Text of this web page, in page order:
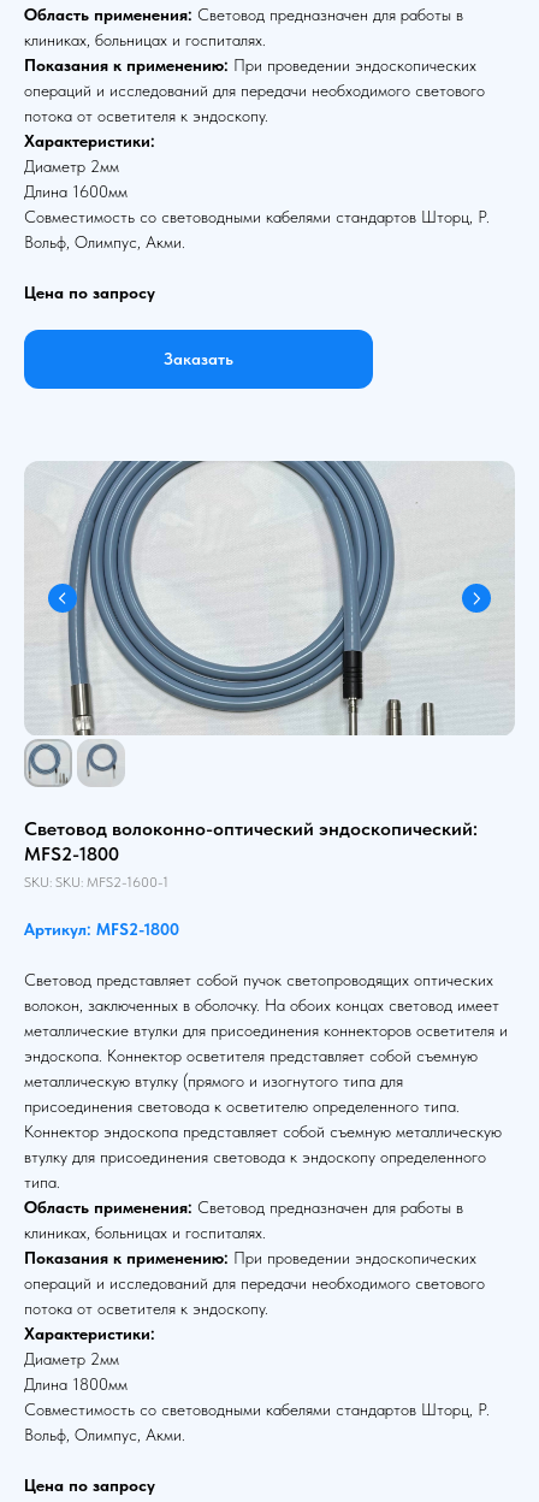
Область применения: Световод предназначен для работы в
клиниках, больницах и госпиталях.
Показания к применению: При проведении эндоскопических
операций и исследований для передачи необходимого светового
потока от осветителя к эндоскопу.
Характеристики:
Диаметр 2мм
Длина 1600мм
Совместимость со световодными кабелями стандартов Шторц, Р.
Вольф, Олимпус, Акми.
Цена по запросу
Заказать
Световод волоконно-оптический эндоскопический:
MFS2-1800
SKU: SKU: MFS2-1600-1
Артикул: MFS2-1800
Световод представляет собой пучок светопроводящих оптических
волокон, заключенных в оболочку. На обоих концах световод имеет
металлические втулки для присоединения коннекторов осветителя и
эндоскопа. Коннектор осветителя представляет собой съемную
металлическую втулку (прямого и изогнутого типа для
присоединения световода к осветителю определенного типа.
Коннектор эндоскопа представляет собой съемную металлическую
втулку для присоединения световода к эндоскопу определенного
типа.
Область применения: Световод предназначен для работы в
клиниках, больницах и госпиталях.
Показания к применению: При проведении эндоскопических
операций и исследований для передачи необходимого светового
потока от осветителя к эндоскопу.
Характеристики:
Диаметр 2мм
Длина 1800мм
Совместимость со световодными кабелями стандартов Шторц, Р.
Вольф, Олимпус, Акми.
Цена по запросу